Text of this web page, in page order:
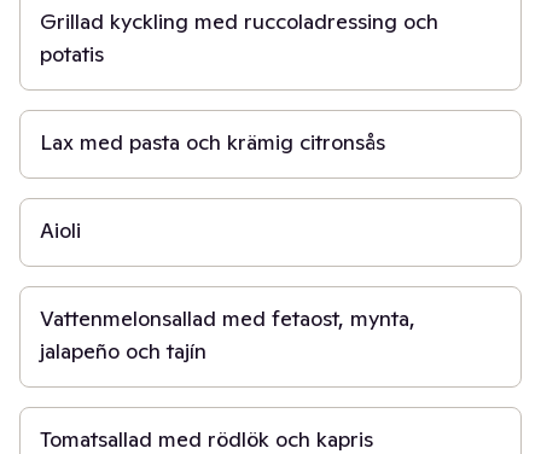
Grillad kyckling med ruccoladressing och
potatis
20 min
Lax med pasta och krämig citronsås
10 min
Aioli
15 min
Vattenmelonsallad med fetaost, mynta,
jalapeño och tajín
15 min
Tomatsallad med rödlök och kapris